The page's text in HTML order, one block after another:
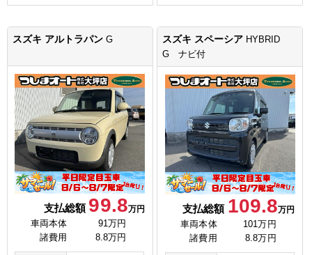
スズキ アルトラパン G
支払総額 99.8万円
車両本体
91万円
諸費用
8.8万円
スズキ スペーシア HYBRID
G ナビ付
支払総額 109.8万円
車両本体
101万円
諸費用
8.8万円